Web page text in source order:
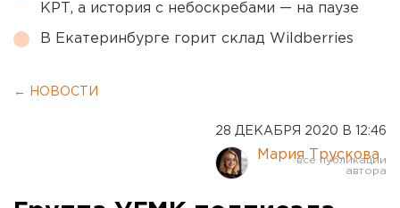
КРТ, а история с небоскребами — на паузе
В Екатеринбурге горит склад Wildberries
← НОВОСТИ
28 ДЕКАБРЯ 2020 В 12:46
Мария Трускова